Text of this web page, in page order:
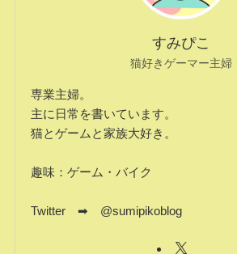
すみぴこ
猫好きゲーマー主婦
専業主婦。
主に日常を書いています。
猫とゲームと家族大好き。
趣味：ゲーム・バイク
Twitter ➡ @sumipikoblog